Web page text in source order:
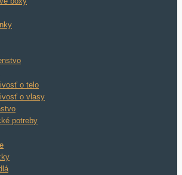
o telo
o vlasy
potreby